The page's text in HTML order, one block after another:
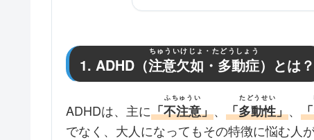
1. ADHD（注意欠如・多動症
ちゅういけじょ・たどうしょう
）とは？
ADHDは、主に「不注意
ふちゅうい
」、 「多動性
たどうせい
」、 「
でなく、大人になってもその特徴に悩む人